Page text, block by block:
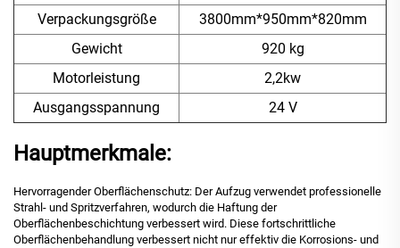
Verpackungsgröße
3800mm*950mm*820mm
Gewicht
920 kg
Motorleistung
2,2kw
Ausgangsspannung
24 V
Hauptmerkmale:
Hervorragender Oberflächenschutz: Der Aufzug verwendet professionelle
Strahl- und Spritzverfahren, wodurch die Haftung der
Oberflächenbeschichtung verbessert wird. Diese fortschrittliche
Oberflächenbehandlung verbessert nicht nur effektiv die Korrosions- und